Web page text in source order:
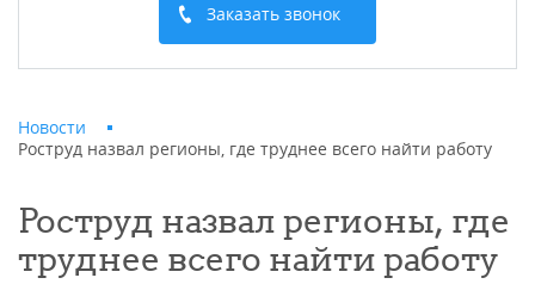
Заказать звонок
Новости
Роструд назвал регионы, где труднее всего найти работу
Роструд назвал регионы, где
труднее всего найти работу